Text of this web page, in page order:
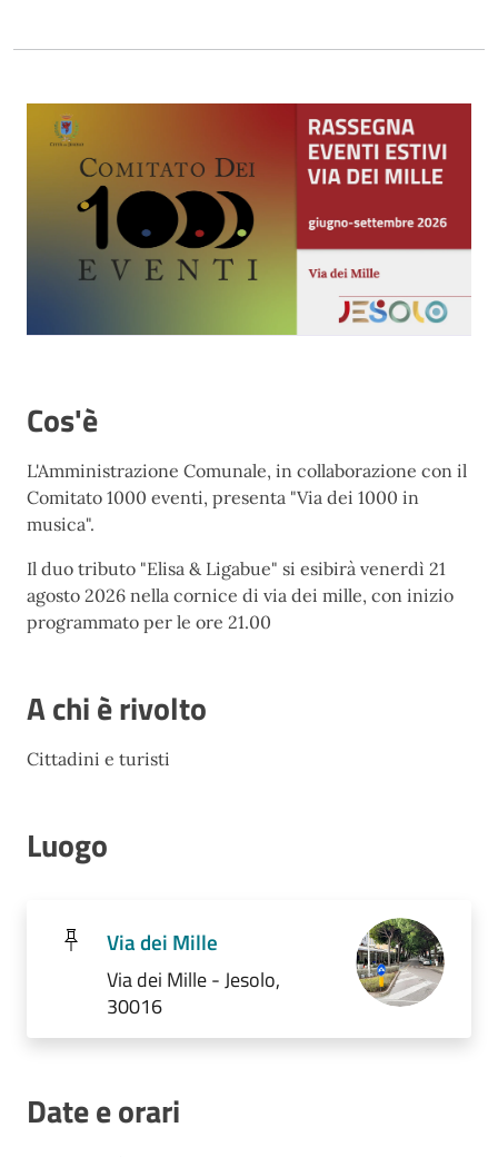
Cos'è
L'Amministrazione Comunale, in collaborazione con il
Comitato 1000 eventi, presenta "Via dei 1000 in
musica".
Il duo tributo "Elisa & Ligabue" si esibirà venerdì 21
agosto 2026 nella cornice di via dei mille, con inizio
programmato per le ore 21.00
A chi è rivolto
Cittadini e turisti
Luogo
Via dei Mille
Via dei Mille - Jesolo,
30016
Date e orari